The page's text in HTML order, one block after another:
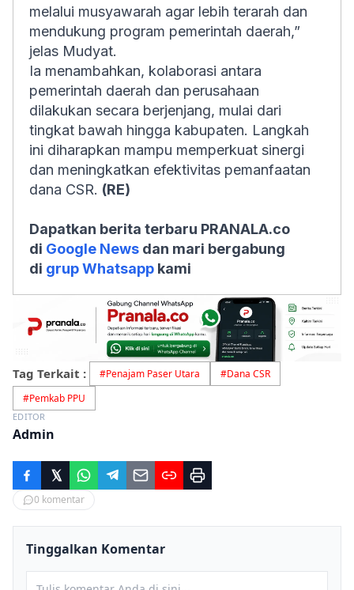
melalui musyawarah agar lebih terarah dan
mendukung program pemerintah daerah,”
jelas Mudyat.
Ia menambahkan, kolaborasi antara
pemerintah daerah dan perusahaan
dilakukan secara berjenjang, mulai dari
tingkat bawah hingga kabupaten. Langkah
ini diharapkan mampu memperkuat sinergi
dan meningkatkan efektivitas pemanfaatan
dana CSR. (RE)
Dapatkan berita terbaru PRANALA.co
di Google News dan mari bergabung
di grup Whatsapp kami
Tag Terkait : #Penajam Paser Utara #Dana CSR
#Pemkab PPU
EDITOR
Admin
0 komentar
Tinggalkan Komentar